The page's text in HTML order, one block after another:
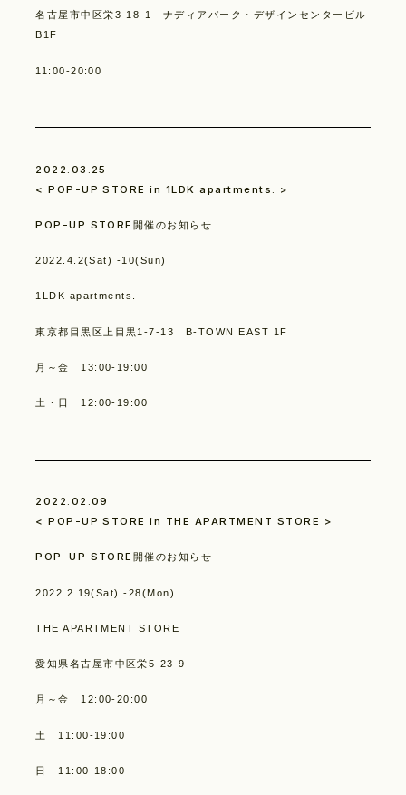
名古屋市中区栄3-18-1 ナディアパーク・デザインセンタービル
B1F
11:00-20:00
2022.03.25
< POP-UP STORE in 1LDK apartments. >
POP-UP STORE開催のお知らせ
2022.4.2(Sat) -10(Sun)
1LDK apartments.
東京都目黒区上目黒1-7-13 B-TOWN EAST 1F
月～金 13:00-19:00
土・日 12:00-19:00
2022.02.09
< POP-UP STORE in THE APARTMENT STORE >
POP-UP STORE開催のお知らせ
2022.2.19(Sat) -28(Mon)
THE APARTMENT STORE
愛知県名古屋市中区栄5-23-9
月～金 12:00-20:00
土 11:00-19:00
日 11:00-18:00